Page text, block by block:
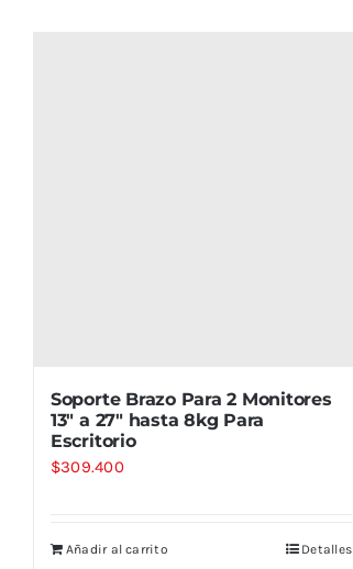
Soporte Brazo Para 2 Monitores
13″ a 27″ hasta 8kg Para
Escritorio
$309.400
Añadir al carrito Detalles